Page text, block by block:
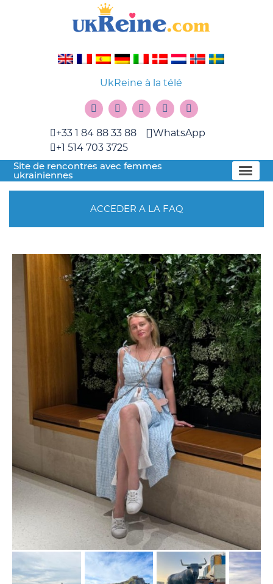
UkReine à la télé
+33 1 84 88 33 88
+1 514 703 3725
WhatsApp
Site de rencontres avec femmes
ukrainiennes
ACCEDER A LA FAQ